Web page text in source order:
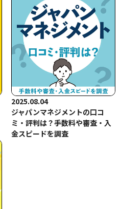
2025.08.04
ジャパンマネジメントの口コ
ミ・評判は？手数料や審査・入
金スピードを調査